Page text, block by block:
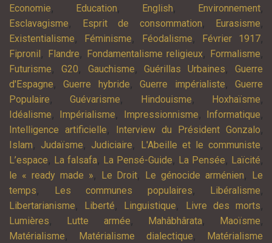
Economie, Education, English, Environnement,
Esclavagisme, Esprit de consommation, Eurasisme,
Existentialisme, Féminisme, Féodalisme, Février 1917,
Fipronil , Flandre, Fondamentalisme religieux, Formalisme,
Futurisme, G20, Gauchisme,Guérillas Urbaines,Guerre
d'Espagne,Guerre hybride,Guerre impérialiste,Guerre
Populaire,Guévarisme, Hindouisme, Hoxhaïsme,
Idéalisme, Impérialisme, Impressionnisme, Informatique,
Intelligence artificielle, Interview du Président Gonzalo,
Islam, Judaïsme, Judiciaire, L'Abeille et le communiste,
L’espace, La falsafa, La Pensé-Guide, La Pensée, Laïcité,
le « ready made », Le Droit, Le génocide arménien,
Le
temps, Les communes populaires, Libéralisme,
Libertarianisme, Liberté, Linguistique, Livre des morts,
Lumières, Lutte armée, Mahâbhârata, Maoïsme,
Matérialisme, Matérialisme dialectique,
Matérialisme